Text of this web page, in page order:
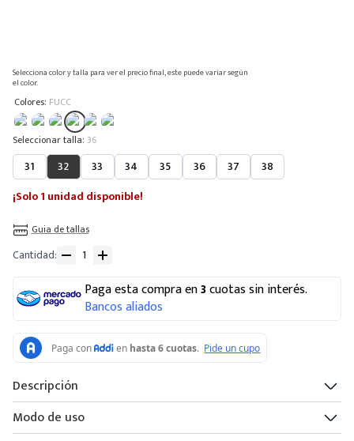
Selecciona color y talla para ver el precio final, este puede variar según
el color.
Colores: FUCC
: 36
31 32 33 34 35 36 37
38
¡Solo 1 unidad disponible!
Guia de tallas
Cantidad
Paga esta compra en3cuotas sin interés.
Bancos aliados
Descripción
Modo de uso